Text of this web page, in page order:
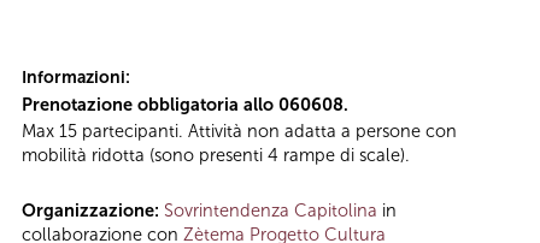
Informazioni:
Prenotazione obbligatoria allo 060608.
Max 15 partecipanti. Attività non adatta a persone con
mobilità ridotta (sono presenti 4 rampe di scale).
Organizzazione: Sovrintendenza Capitolina in
collaborazione con Zètema Progetto Cultura